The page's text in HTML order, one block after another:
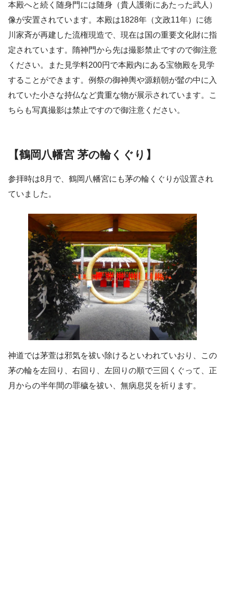
本殿へと続く随身門には随身（貴人護衛にあたった武人）
像が安置されています。本殿は1828年（文政11年）に徳
川家斉が再建した流権現造で、現在は国の重要文化財に指
定されています。隋神門から先は撮影禁止ですので御注意
ください。また見学料200円で本殿内にある宝物殿を見学
することができます。例祭の御神輿や源頼朝が髷の中に入
れていた小さな持仏など貴重な物が展示されています。こ
ちらも写真撮影は禁止ですので御注意ください。
【鶴岡八幡宮 茅の輪くぐり】
参拝時は8月で、鶴岡八幡宮にも茅の輪くぐりが設置され
ていました。
神道では茅萱は邪気を祓い除けるといわれていおり、この
茅の輪を左回り、右回り、左回りの順で三回くぐって、正
月からの半年間の罪穢を祓い、無病息災を祈ります。